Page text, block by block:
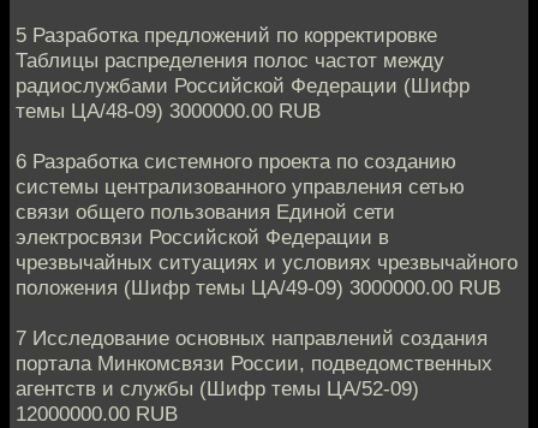
5 Разработка предложений по корректировке
Таблицы распределения полос частот между
радиослужбами Российской Федерации (Шифр
темы ЦА/48-09) 3000000.00 RUB
6 Разработка системного проекта по созданию
системы централизованного управления сетью
связи общего пользования Единой сети
электросвязи Российской Федерации в
чрезвычайных ситуациях и условиях чрезвычайного
положения (Шифр темы ЦА/49-09) 3000000.00 RUB
7 Исследование основных направлений создания
портала Минкомсвязи России, подведомственных
агентств и службы (Шифр темы ЦА/52-09)
12000000.00 RUB